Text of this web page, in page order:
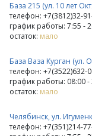
База 215 (ул. 10 лет
телефон: +7(3812)32-
график работы: 7:55 -
остаток: мало
База Ваза Курган (ул.
телефон: +7(3522)632-
график работы: 08:00 -
остаток: мало
Челябинск, ул.
телефон: +7(351)214-